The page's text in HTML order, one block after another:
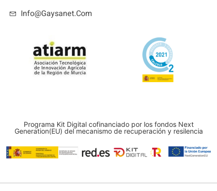
Info@gaysanet.com
Programa Kit Digital cofinanciado por los fondos Next
Generation(EU) del mecanismo de recuperación y resilencia